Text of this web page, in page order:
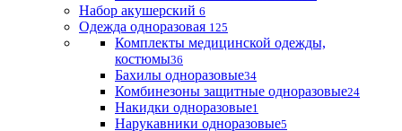
Набор акушерский 6
Одежда одноразовая 125
Комплекты медицинской одежды,
костюмы36
Бахилы одноразовые34
Комбинезоны защитные одноразовые24
Накидки одноразовые1
Нарукавники одноразовые5